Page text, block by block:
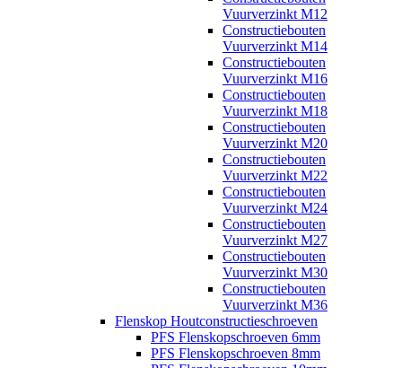
Vuurverzinkt M12
Constructiebouten
Vuurverzinkt M14
Constructiebouten
Vuurverzinkt M16
Constructiebouten
Vuurverzinkt M18
Constructiebouten
Vuurverzinkt M20
Constructiebouten
Vuurverzinkt M22
Constructiebouten
Vuurverzinkt M24
Constructiebouten
Vuurverzinkt M27
Constructiebouten
Vuurverzinkt M30
Constructiebouten
Vuurverzinkt M36
Flenskop Houtconstructieschroeven
PFS Flenskopschroeven 6mm
PFS Flenskopschroeven 8mm